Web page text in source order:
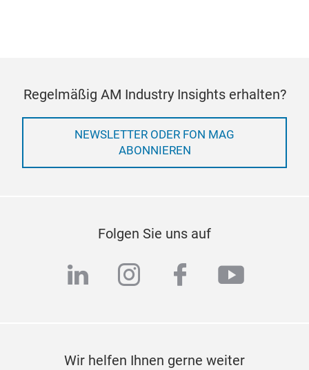
Regelmäßig AM Industry Insights erhalten?
NEWSLETTER ODER FON MAG
ABONNIEREN
Folgen Sie uns auf
linkedininstagram
facebook
Wir helfen Ihnen gerne weiter